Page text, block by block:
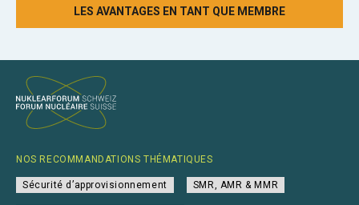
LES AVANTAGES EN TANT QUE MEMBRE
NOS RECOMMANDATIONS THÉMATIQUES
Sécurité d’approvisionnement SMR, AMR & MMR